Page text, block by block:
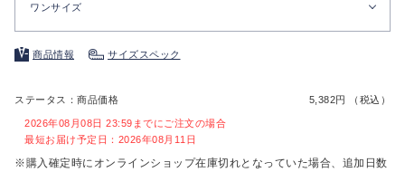
ワンサイズ
商品情報 サイズスペック
ステータス：商品価格 5,382円 （税込）
2026年08月08日 23:59までにご注文の場合
最短お届け予定日：2026年08月11日
※購入確定時にオンラインショップ在庫切れとなっていた場合、追加日数